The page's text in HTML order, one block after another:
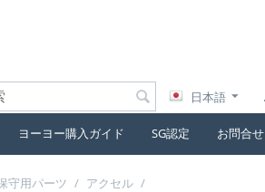
日本語
ヨーヨー購入ガイド SG認定 お問合せ
守用パーツ / アクセル /